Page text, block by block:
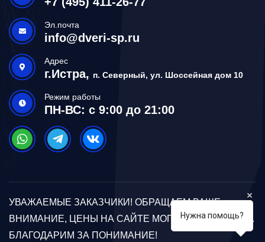
Эл.почта
info@dveri-sp.ru
Адрес
г.Истра, п. Северный, ул. Шоссейная дом 10
Режим работы
ПН-ВС: с 9:00 до 21:00
УВАЖАЕМЫЕ ЗАКАЗЧИКИ! ОБРАЩАЕМ ВАШЕ
ВНИМАНИЕ, ЦЕНЫ НА САЙТЕ МОГУТ ОТЛИЧАТЬСЯ.
БЛАГОДАРИМ ЗА ПОНИМАНИЕ!
Нужна помощь?